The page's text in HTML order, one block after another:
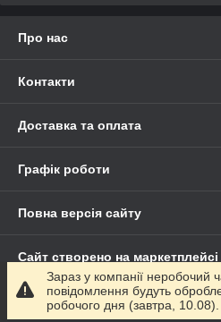
Про нас
Контакти
Доставка та оплата
Графік роботи
Повна версія сайту
Сайт створено на маркетплейсі
Політика конфіденційності
Зараз у компанії неробочий
повідомлення будуть
робочого дня (завтра, 10.08).